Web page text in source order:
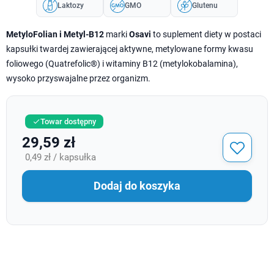
Laktozy GMO Glutenu
MetyloFolian i Metyl-B12 markiOsavi to suplement diety w postaci
kapsułki twardej zawierającej aktywne, metylowane formy kwasu
foliowego (Quatrefolic®) i witaminy B12 (metylokobalamina),
wysoko przyswajalne przez organizm.
Towar dostępny
29,59 zł
0,49 zł / kapsułka
Dodaj do koszyka